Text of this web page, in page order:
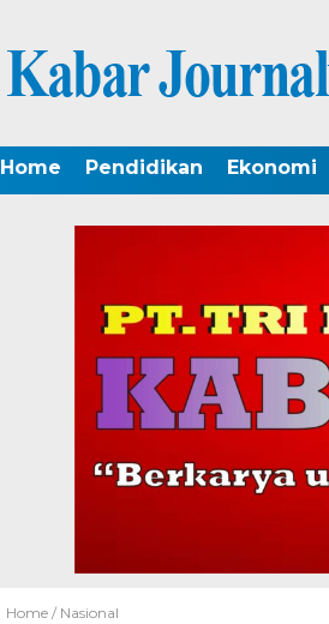
Home Pendidikan Ekonomi
Home / Nasional